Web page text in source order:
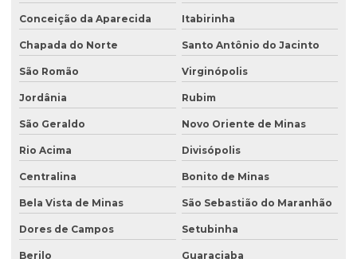
Conceição da Aparecida Itabirinha
Chapada do Norte Santo Antônio do Jacinto
São Romão Virginópolis
Jordânia Rubim
São Geraldo Novo Oriente de Minas
Rio Acima Divisópolis
Centralina Bonito de Minas
Bela Vista de Minas São Sebastião do Maranhão
Dores de Campos Setubinha
Berilo Guaraciaba